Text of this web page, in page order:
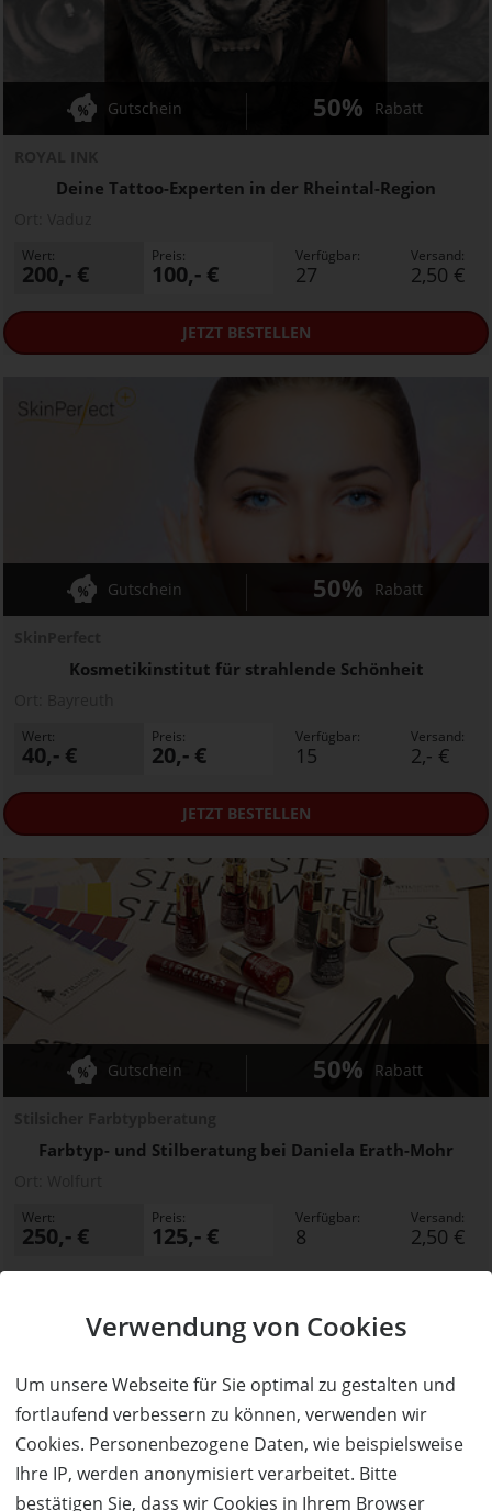
Verwendung von Cookies
Um unsere Webseite für Sie optimal zu gestalten und
fortlaufend verbessern zu können, verwenden wir
Cookies. Personenbezogene Daten, wie beispielsweise
Ihre IP, werden anonymisiert verarbeitet. Bitte
bestätigen Sie, dass wir Cookies in Ihrem Browser
Deine Tattoo-Experten in der Rheintal-Region
Gutschein 50% Rabatt
Wert:
200,- €
Preis:
100,- €
Verfügbar:
27
Versand:
2,50 €
JETZTBESTELLEN
Kosmetikinstitut für strahlende Schönheit
Gutschein 50% Rabatt
Wert:
40,- €
Preis:
20,- €
Verfügbar:
15
Versand:
2,- €
JETZTBESTELLEN
Farbtyp- und Stilberatung bei Daniela Erath-Mohr
Gutschein 50% Rabatt
Wert:
250,- €
Preis:
125,- €
Verfügbar:
8
Versand:
2,50 €